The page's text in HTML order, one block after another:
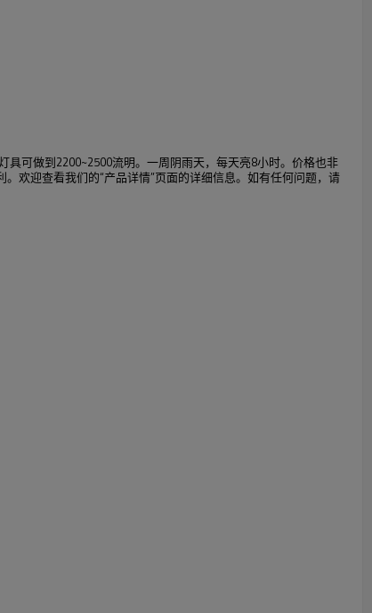
具可做到2200~2500流明。一周阴雨天，每天亮8小时。价格也非
欢迎查看我们的“产品详情”页面的详细信息。如有任何问题，请